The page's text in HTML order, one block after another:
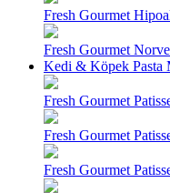
Fresh Gourmet
Fresh Gourmet
Kedi & Köpek Pasta
Fresh Gourmet
Fresh Gourmet
Fresh Gourmet